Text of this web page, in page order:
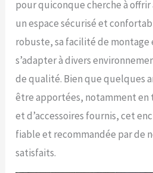
pour quiconque cherche à offrir
un espace sécurisé et
robuste, sa facilité de montage
s’adapter à divers
de qualité. Bien que quelques
être apportées, notamment en
et d’accessoires fournis, cet
fiable et recommandée par de
satisfaits.